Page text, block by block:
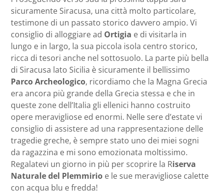
sicuramente Siracusa, una città molto particolare,
testimone di un passato storico davvero ampio. Vi
consiglio di alloggiare ad Ortigia e di visitarla in
lungo e in largo, la sua piccola isola centro storico,
ricca di tesori anche nel sottosuolo. La parte più bella
di Siracusa lato Sicilia è sicuramente il bellissimo
Parco Archeologico, ricordiamo che la Magna Grecia
era ancora più grande della Grecia stessa e che in
queste zone dell’Italia gli ellenici hanno costruito
opere meravigliose ed enormi. Nelle sere d’estate vi
consiglio di assistere ad una rappresentazione delle
tragedie greche, è sempre stato uno dei miei sogni
da ragazzina e mi sono emozionata moltissimo.
Regalatevi un giorno in più per scoprire la Riserva
Naturale del Plemmirio e le sue meravigliose calette
con acqua blu e fredda!